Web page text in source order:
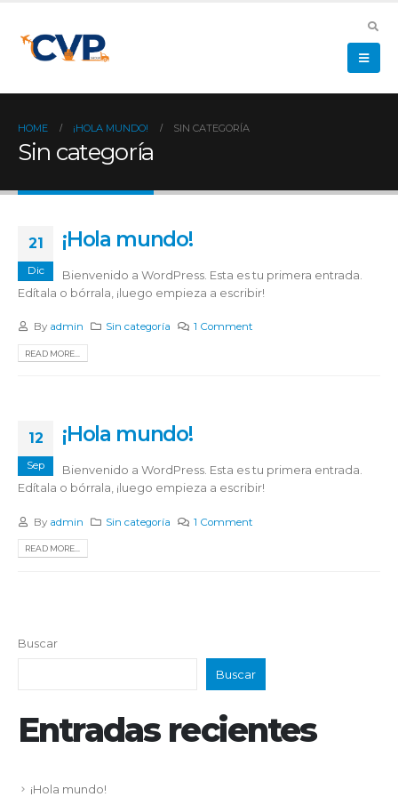
HOME ¡HOLA MUNDO! SIN CATEGORÍA
Sin categoría
21
Dic
¡Hola mundo!
Bienvenido a WordPress. Esta es tu primera entrada.
Edítala o bórrala, ¡luego empieza a escribir!
By admin Sin categoría 1 Comment
READ MORE...
12
Sep
¡Hola mundo!
Bienvenido a WordPress. Esta es tu primera entrada.
Edítala o bórrala, ¡luego empieza a escribir!
By admin Sin categoría 1 Comment
READ MORE...
Buscar
Buscar
Entradas recientes
¡Hola mundo!